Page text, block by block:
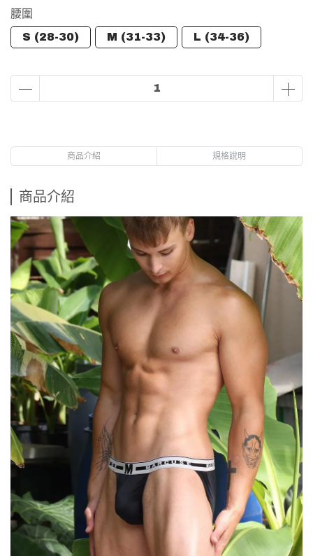
腰圍
S (28-30)
M (31-33) L (34-36)
商品介紹 規格說明
商品介紹